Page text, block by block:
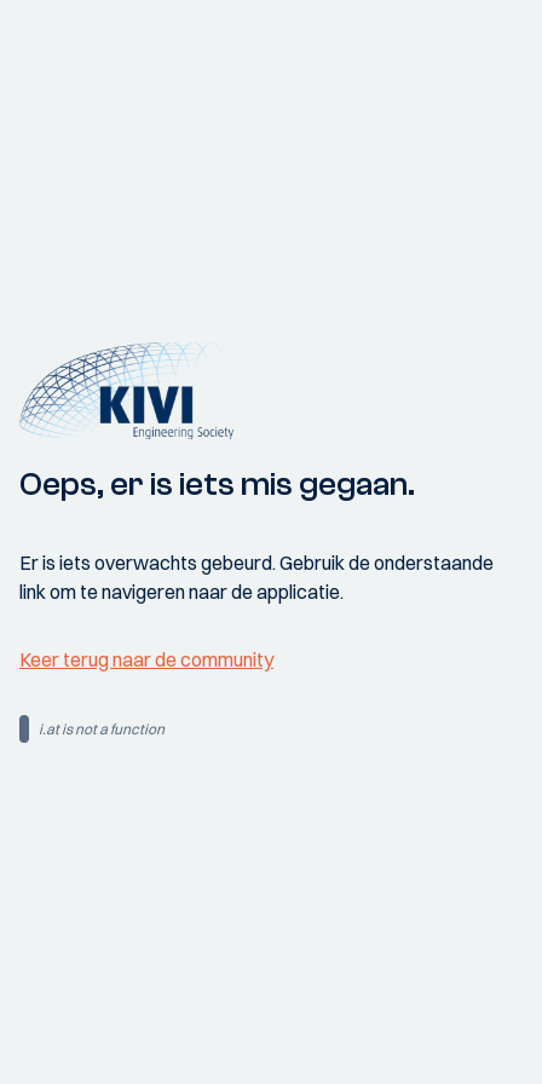
Oeps, er is iets mis gegaan.
Er is iets overwachts gebeurd. Gebruik de onderstaande
link om te navigeren naar de applicatie.
Keer terug naar de community
i.at is not a function